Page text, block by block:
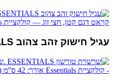
עגיל חישוק זהב צהוב ESSENTIALS